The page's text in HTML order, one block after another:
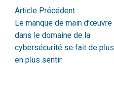
Article Précédent :
Le manque de main d’œuvre
dans le domaine de la
cybersécurité se fait de plus
en plus sentir